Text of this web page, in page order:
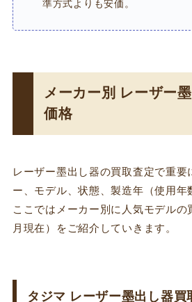
準方式よりも安価。
メーカー別 レーザー
価格
レーザー墨出し器の買取査定で重要
ー、モデル、状態、製造年（使用年
ここではメーカー別に人気モデル
月現在）をご紹介していきます。
タジマ レーザー墨出し器買